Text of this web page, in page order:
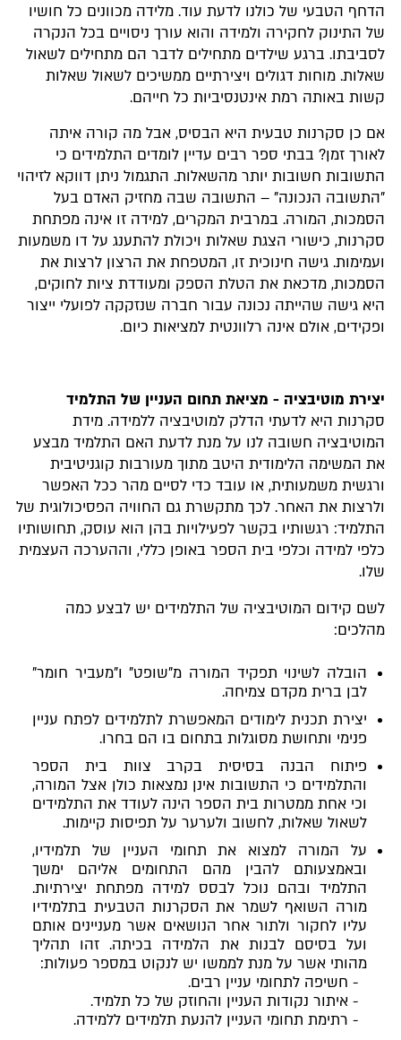
הדחף הטבעי של כולנו לדעת עוד. מלידה מכוונים כל חושיו
של התינוק לחקירה ולמידה והוא עורך ניסויים בכל הנקרה
לסביבתו. ברגע שילדים מתחילים לדבר הם מתחילים לשאול
שאלות. מוחות דגולים ויצירתיים ממשיכים לשאול שאלות
קשות באותה רמת אינטנסיביות כל חייהם.
אם כן סקרנות טבעית היא הבסיס, אבל מה קורה איתה
לאורך זמן? בבתי ספר רבים עדיין לומדים התלמידים כי
התשובות חשובות יותר מהשאלות. התגמול ניתן דווקא לזיהוי
"התשובה הנכונה" – התשובה שבה מחזיק האדם בעל
הסמכות, המורה. במרבית המקרים, למידה זו אינה מפתחת
סקרנות, כישורי הצגת שאלות ויכולת להתענג על דו משמעות
ועמימות. גישה חינוכית זו, המטפחת את הרצון לרצות את
הסמכות, מדכאת את הטלת הספק ומעודדת ציות לחוקים,
היא גישה שהייתה נכונה עבור חברה שנזקקה לפועלי ייצור
ופקידים, אולם אינה רלוונטית למציאות כיום.
יצירת מוטיבציה - מציאת תחום העניין של התלמיד
סקרנות היא לדעתי הדלק למוטיבציה ללמידה. מידת
המוטיבציה חשובה לנו על מנת לדעת האם התלמיד מבצע
את המשימה הלימודית היטב מתוך מעורבות קוגניטיבית
ורגשית משמעותית, או עובד כדי לסיים מהר ככל האפשר
ולרצות את האחר. לכך מתקשרת גם החוויה הפסיכולוגית של
התלמיד: רגשותיו בקשר לפעילויות בהן הוא עוסק, תחושותיו
כלפי למידה וכלפי בית הספר באופן כללי, וההערכה העצמית
שלו.
לשם קידום המוטיבציה של התלמידים יש לבצע כמה
מהלכים:
הובלה לשינוי תפקיד המורה מ"שופט" ו"מעביר חומר"
לבן ברית מקדם צמיחה.
יצירת תכנית לימודים המאפשרת לתלמידים לפתח עניין
פנימי ותחושת מסוגלות בתחום בו הם בחרו.
פיתוח הבנה בסיסית בקרב צוות בית הספר
והתלמידים כי התשובות אינן נמצאות כולן אצל המורה,
וכי אחת ממטרות בית הספר הינה לעודד את התלמידים
לשאול שאלות, לחשוב ולערער על תפיסות קיימות.
על המורה למצוא את תחומי העניין של תלמידיו,
ובאמצעותם להבין מהם התחומים אליהם ימשך
התלמיד ובהם נוכל לבסס למידה מפתחת יצירתיות.
מורה השואף לשמר את הסקרנות הטבעית בתלמידיו
עליו לחקור ולתור אחר הנושאים אשר מעניינים אותם
ועל בסיסם לבנות את הלמידה בכיתה. זהו תהליך
מהותי אשר על מנת לממשו יש לנקוט במספר פעולות:
- חשיפה לתחומי עניין רבים.
- איתור נקודות העניין והחוזק של כל תלמיד.
- רתימת תחומי העניין להנעת תלמידים ללמידה.